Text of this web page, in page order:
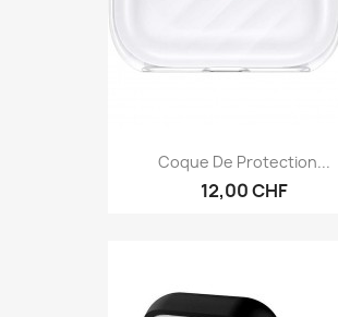
Coque De Protection...
12,00 CHF